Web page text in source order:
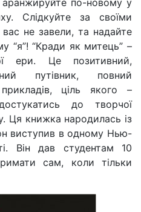
аранжируйте по-новому у
Слідкуйте за своїми
не завели, та надайте
“я”! “Кради як митець” –
ери. Це позитивний,
путівник, повний
ціль якого –
до творчої
Ця книжка народилась із
виступив в одному Нью-
Він дав студентам 10
сам, коли тільки